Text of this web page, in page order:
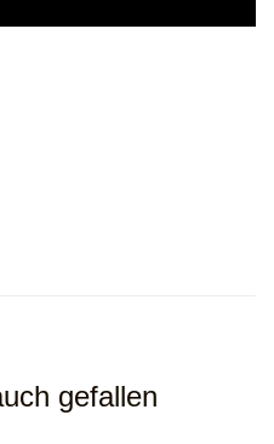
gefallen